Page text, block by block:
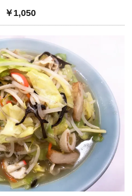
￥1,050